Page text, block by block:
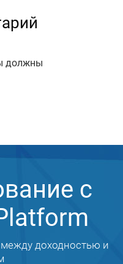
должны
с
доходностью и